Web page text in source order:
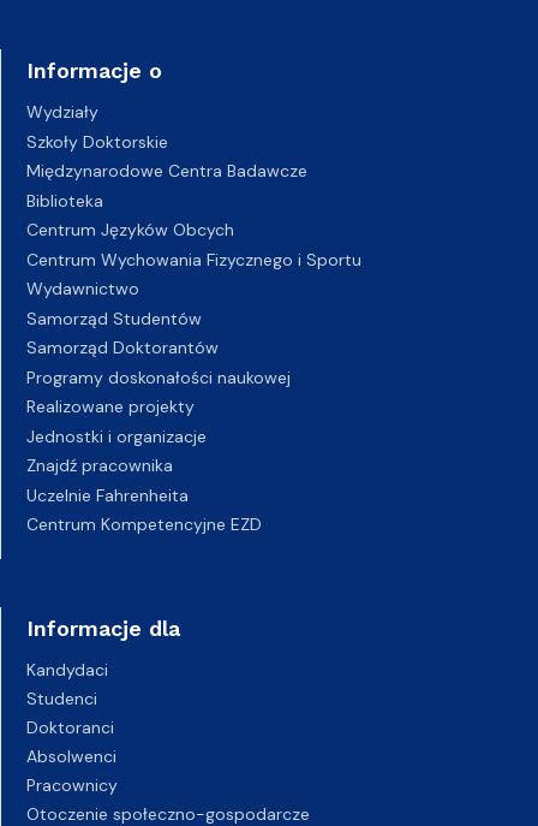
Informacje o
Wydziały
Szkoły Doktorskie
Międzynarodowe Centra Badawcze
Biblioteka
Centrum Języków Obcych
Centrum Wychowania Fizycznego i Sportu
Wydawnictwo
Samorząd Studentów
Samorząd Doktorantów
Programy doskonałości naukowej
Realizowane projekty
Jednostki i organizacje
Znajdź pracownika
Uczelnie Fahrenheita
Centrum Kompetencyjne EZD
Informacje dla
Kandydaci
Studenci
Doktoranci
Absolwenci
Pracownicy
Otoczenie społeczno-gospodarcze